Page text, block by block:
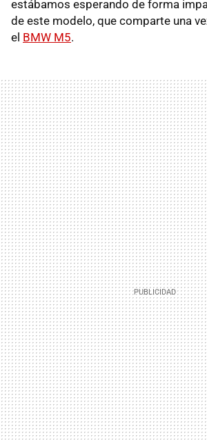
estábamos esperando de forma
de este modelo, que comparte una
el BMW M5.